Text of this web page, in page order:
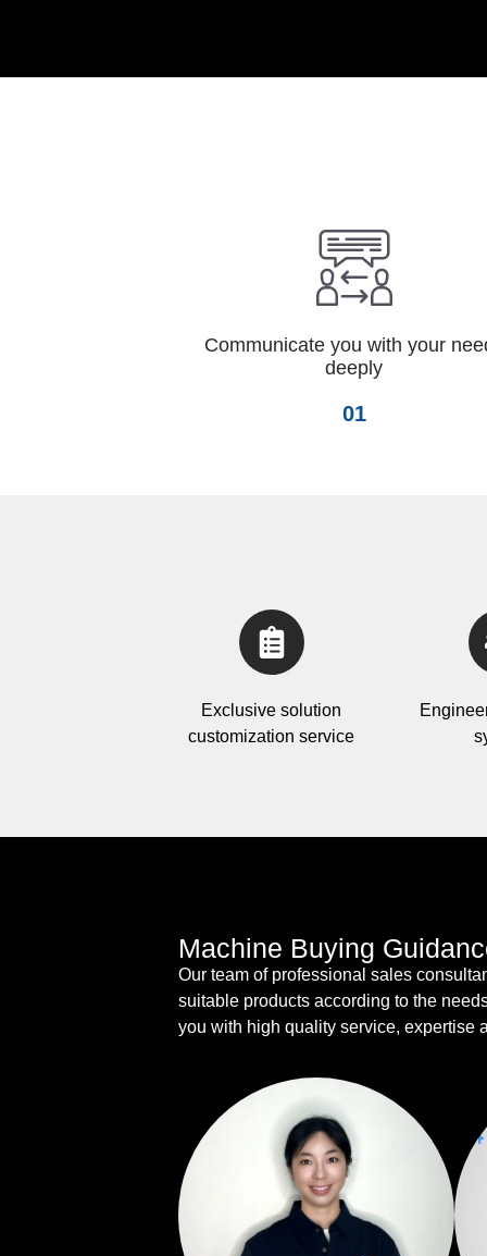
Communicate you with your
deeply
01
Exclusive solution
customization service
Machine Buying
Our team of professional sales
suitable products according to the
you with high quality service, expertise